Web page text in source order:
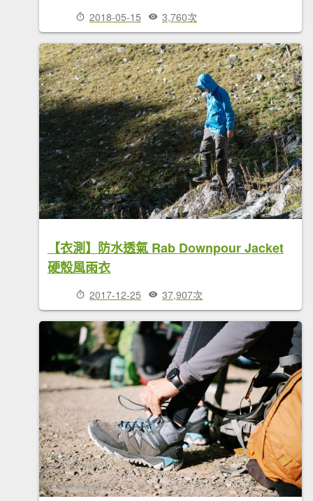
2018-05-15 3,760次
【衣測】防水透氣 Rab Downpour Jacket
硬殼風雨衣
2017-12-25 37,907次